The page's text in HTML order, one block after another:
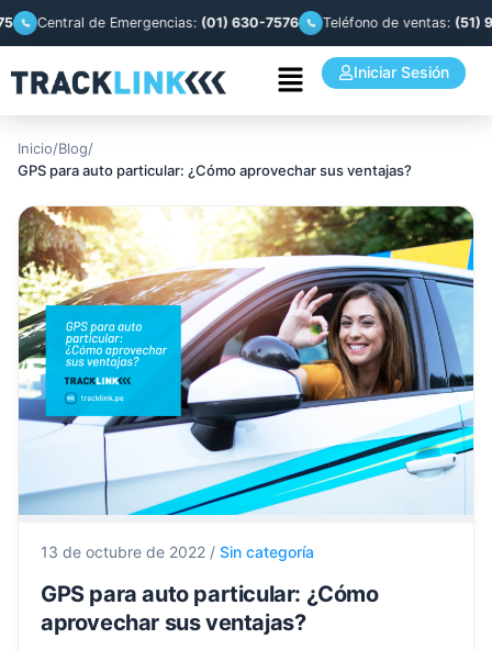
Central de Emergencias:(01) 630-7576 Teléfono de ventas:(51) 993
Iniciar Sesión
Inicio/Blog/
GPS para auto particular: ¿Cómo aprovechar sus ventajas?
13 de octubre de 2022 / Sin categoría
GPS para auto particular: ¿Cómo
aprovechar sus ventajas?